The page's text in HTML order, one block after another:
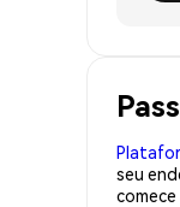
seu